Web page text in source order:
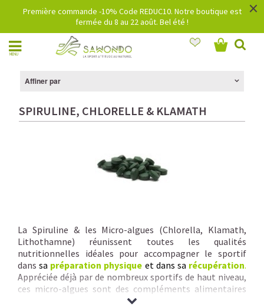
Première commande -10% Code REDUC10. Notre boutique est
fermée du 8 au 22 août. Bel été !
×
MENU
Affiner par
SPIRULINE, CHLORELLE & KLAMATH
La Spiruline & les Micro-algues (Chlorella, Klamath,
Lithothamne) réunissent toutes les qualités
nutritionnelles idéales pour accompagner le sportif
dans sa préparation physique et dans sa récupération.
Appréciée déjà par de nombreux sportifs de haut niveau,
ces micro-algues sont des compléments alimentaires
naturels, sains, parfaitement digestes et éco-